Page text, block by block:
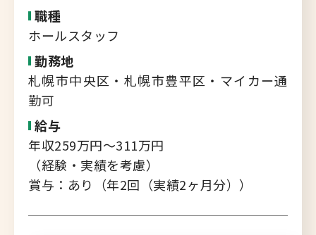
キャリアバンク
稚内・留萌エリア
道南エリア
フルリモート
北海道以外
職種
ホールスタッフ
勤務地
札幌市中央区・札幌市豊平区・マイカー通
勤可
給与
年収259万円～311万円
（経験・実績を考慮）
賞与：あり（年2回（実績2ヶ月分））